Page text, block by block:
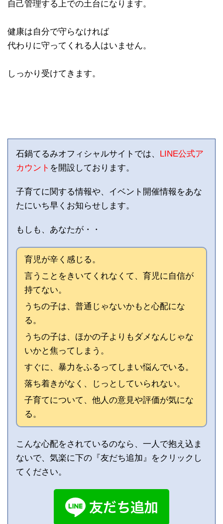
自己管理する上での土台になります。
健康は自分で守らなければ
代わりに守ってくれる人はいません。
しっかり受けてきます。
石鍋てるみオフィシャルサイトでは、 LINE公式ア
カウント を開設しております。
子育てに関する情報や、イベント開催情報をあな
たにいち早くお知らせします。
もしも、あなたが・・
育児が辛く感じる。
言うことをきいてくれなくて、育児に自信が
持てない。
うちの子は、普通じゃないかもと心配にな
る。
うちの子は、ほかの子よりもダメなんじゃな
いかと焦ってしまう。
すぐに、暴力をふるってしまい悩んでいる。
落ち着きがなく、じっとしていられない。
子育てについて、他人の意見や評価が気にな
る。
こんな心配をされているのなら、一人で抱え込ま
ないで、気楽に下の『友だち追加』をクリックし
てください。